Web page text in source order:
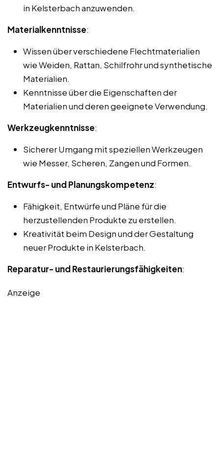
in Kelsterbach anzuwenden.
Materialkenntnisse:
Wissen über verschiedene Flechtmaterialien
wie Weiden, Rattan, Schilfrohr und synthetische
Materialien.
Kenntnisse über die Eigenschaften der
Materialien und deren geeignete Verwendung.
Werkzeugkenntnisse:
Sicherer Umgang mit speziellen Werkzeugen
wie Messer, Scheren, Zangen und Formen.
Entwurfs- und Planungskompetenz:
Fähigkeit, Entwürfe und Pläne für die
herzustellenden Produkte zu erstellen.
Kreativität beim Design und der Gestaltung
neuer Produkte in Kelsterbach.
Reparatur- und Restaurierungsfähigkeiten:
Anzeige